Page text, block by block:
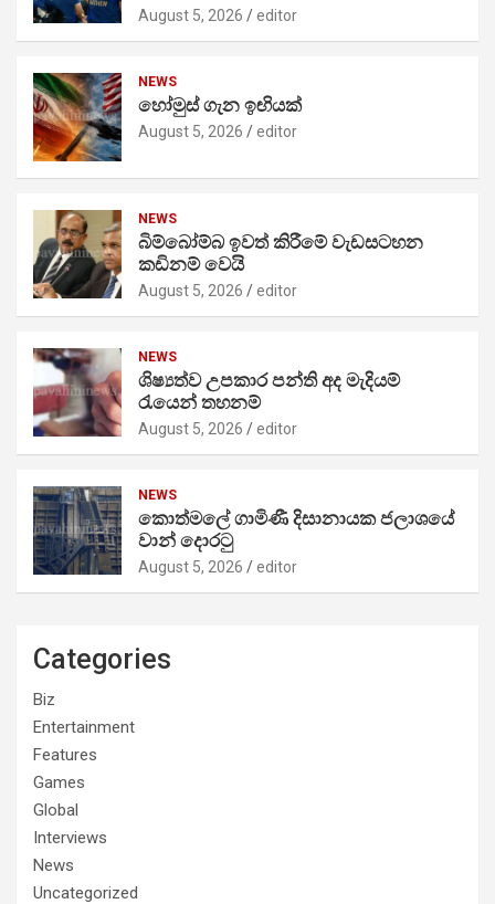
August 5, 2026 editor
NEWS
හෝමුස් ගැන ඉඟියක්
August 5, 2026 editor
NEWS
බිම්බෝම්බ ඉවත් කිරීමේ වැඩසටහන
කඩිනම් වෙයි
August 5, 2026 editor
NEWS
ශිෂ්‍යත්ව උපකාර පන්ති අද මැදියම්
රැයෙන් තහනම්
August 5, 2026 editor
NEWS
කොත්මලේ ගාමිණී දිසානායක ජලාශයේ
වාන් දොරටු
August 5, 2026 editor
Categories
Biz
Entertainment
Features
Games
Global
Interviews
News
Uncategorized